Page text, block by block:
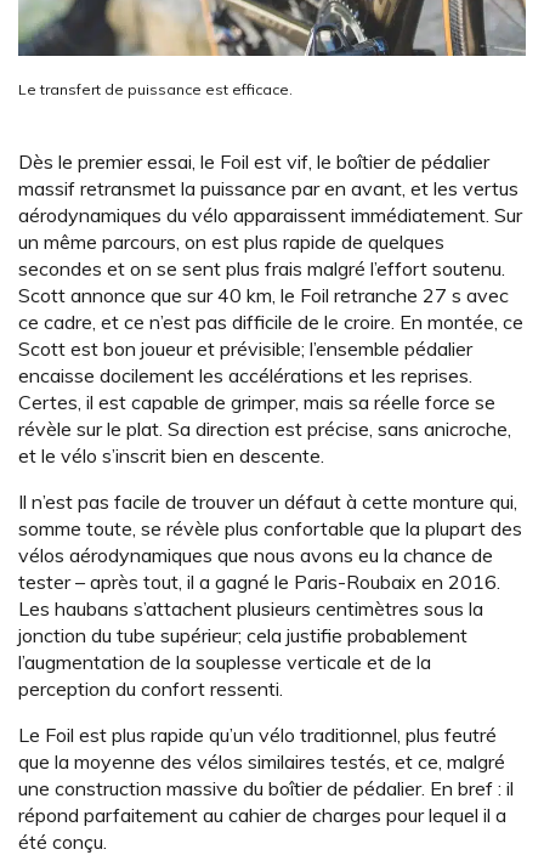
Le transfert de puissance est efficace.
Dès le premier essai, le Foil est vif, le boîtier de pédalier
massif retransmet la puissance par en avant, et les vertus
aérodynamiques du vélo apparaissent immédiatement. Sur
un même parcours, on est plus rapide de quelques
secondes et on se sent plus frais malgré l’effort soutenu.
Scott annonce que sur 40 km, le Foil retranche 27 s avec
ce cadre, et ce n’est pas difficile de le croire. En montée, ce
Scott est bon joueur et prévisible; l’ensemble pédalier
encaisse docilement les accélérations et les reprises.
Certes, il est capable de grimper, mais sa réelle force se
révèle sur le plat. Sa direction est précise, sans anicroche,
et le vélo s’inscrit bien en descente.
Il n’est pas facile de trouver un défaut à cette monture qui,
somme toute, se révèle plus confortable que la plupart des
vélos aérodynamiques que nous avons eu la chance de
tester – après tout, il a gagné le Paris-Roubaix en 2016.
Les haubans s’attachent plusieurs centimètres sous la
jonction du tube supérieur; cela justifie probablement
l’augmentation de la souplesse verticale et de la
perception du confort ressenti.
Le Foil est plus rapide qu’un vélo traditionnel, plus feutré
que la moyenne des vélos similaires testés, et ce, malgré
une construction massive du boîtier de pédalier. En bref : il
répond parfaitement au cahier de charges pour lequel il a
été conçu.